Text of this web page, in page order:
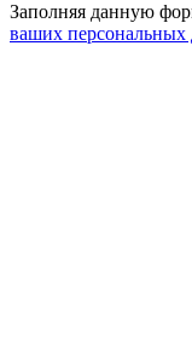
Заполняя данную
ваших персональных